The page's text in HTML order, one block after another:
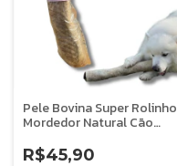
Pele Bovina Super Rolinho
Mordedor Natural Cão
R$45,90